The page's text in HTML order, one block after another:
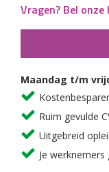
Vragen? Bel onze
Maandag t/m
Ruim gevulde
Uitgebreid
Je